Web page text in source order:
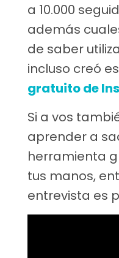
a 10.000
además
de saber
incluso creó
gratuito de
Si a vos
aprender a
herramienta
tus manos,
entrevista es